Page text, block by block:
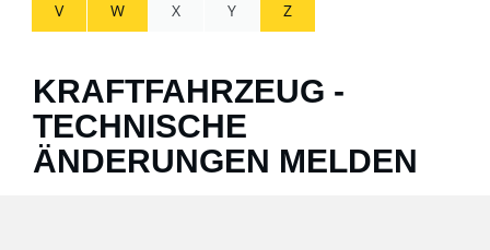
V W X Y Z
KRAFTFAHRZEUG -
TECHNISCHE
ÄNDERUNGEN MELDEN